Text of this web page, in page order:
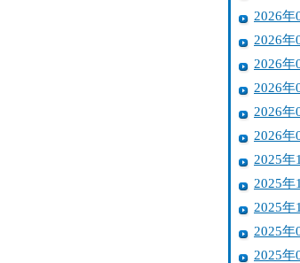
2026年
2026年
2026年
2026年
2026年
2026年
2025年
2025年
2025年
2025年
2025年